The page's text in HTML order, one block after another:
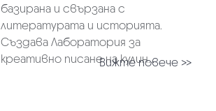
базирана и свързана с
литературата и историята.
Създава Лаборатория за
креативно писане на кулин...
Вижте повече >>